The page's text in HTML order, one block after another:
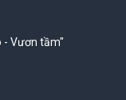
- Vươn tầm"